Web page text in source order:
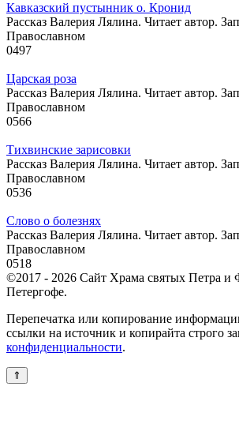
Кавказский пустынник о. Кронид
Рассказ Валерия Лялина. Читает автор.
Православном
0497
Царская роза
Рассказ Валерия Лялина. Читает автор.
Православном
0566
Тихвинские зарисовки
Рассказ Валерия Лялина. Читает автор.
Православном
0536
Слово о болезнях
Рассказ Валерия Лялина. Читает автор.
Православном
0518
©2017 - 2026 Сайт Храма святых Петра и
Петергофе.
Перепечатка или копирование
ссылки на источник и копирайта строго
конфиденциальности.